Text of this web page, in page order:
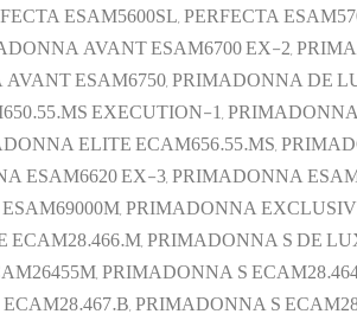
ESAM5600SL, PERFECTA
AVANT ESAM6700 EX-2,
ESAM6750, PRIMADONNA DE
EXECUTION-1,
ELITE ECAM656.55.MS,
ESAM6620 EX-3, PRIMADONNA
PRIMADONNA
PRIMADONNA S DE
PRIMADONNA S
PRIMADONNA S